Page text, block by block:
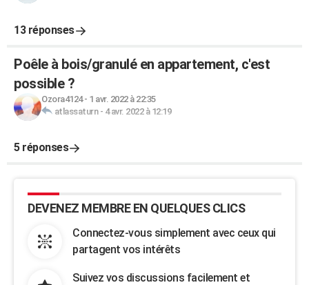
13 réponses
Poêle à bois/granulé en appartement, c'est
possible ?
Ozora4124- 1 avr. 2022 à 22:35
atlassaturn- 4 avr. 2022 à 12:19
5 réponses
DEVENEZ MEMBRE EN QUELQUES CLICS
Connectez-vous simplement avec ceux qui
partagent vos intérêts
Suivez vos discussions facilement et